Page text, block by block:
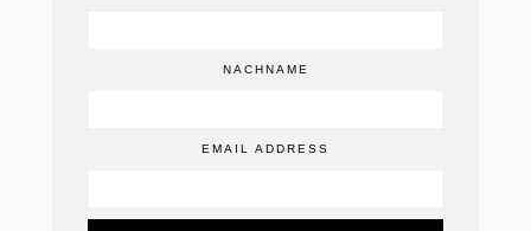
NACHNAME
EMAIL ADDRESS